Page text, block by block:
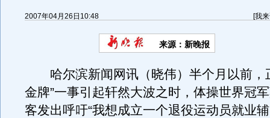
2007年04月26日10:48 [我
来源：新晚报
哈尔滨新闻网讯（晓伟）半个月以前，
金牌”一事引起轩然大波之时，体操世界冠
客发出呼吁“我想成立一个退役运动员就业